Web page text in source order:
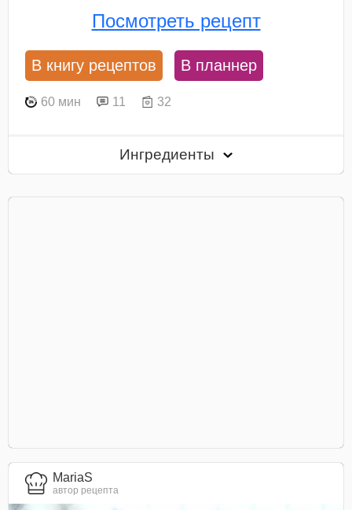
Посмотреть рецепт
В книгу рецептов В планнер
60 мин 11 32
Ингредиенты
MariaS
автор рецепта